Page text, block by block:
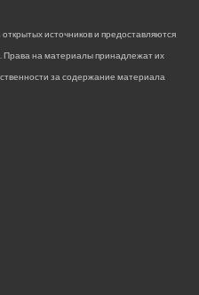
источников и предоставляются
Права на материалы принадлежат их
за содержание материала